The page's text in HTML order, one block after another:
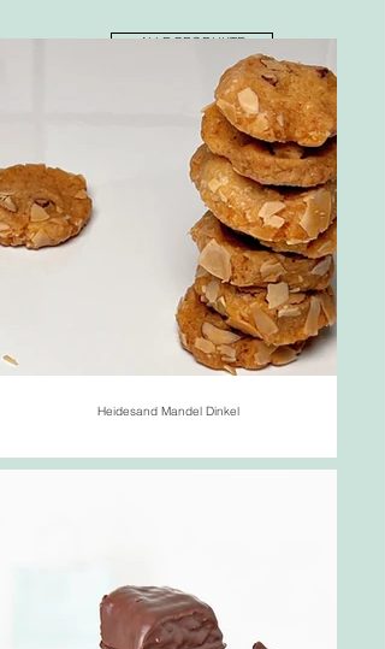
ALLE PRODUKTE
Heidesand Mandel Dinkel